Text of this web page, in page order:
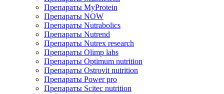
Препараты MyProtein
Препараты NOW
Препараты Nutrabolics
Препараты Nutrend
Препараты Nutrex research
Препараты Olimp labs
Препараты Optimum nutrition
Препараты Ostrovit nutrition
Препараты Power pro
Препараты Scitec nutrition